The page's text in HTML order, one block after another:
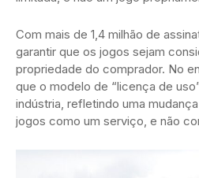
Com mais de 1,4 milhão de
garantir que os jogos sejam
propriedade do comprador. No
que o modelo de “licença de
indústria, refletindo uma
jogos como um serviço, e não